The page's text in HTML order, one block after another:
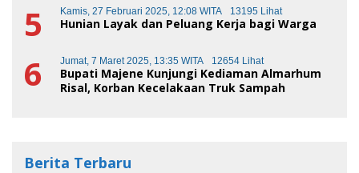
5 Kamis, 27 Februari 2025, 12:08 WITA 13195 Lihat
Hunian Layak dan Peluang Kerja bagi Warga
6 Jumat, 7 Maret 2025, 13:35 WITA 12654 Lihat
Bupati Majene Kunjungi Kediaman Almarhum
Risal, Korban Kecelakaan Truk Sampah
Berita Terbaru